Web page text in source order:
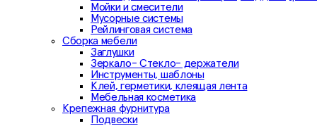
Мойки и смесители
Мусорные системы
Рейлинговая система
Сборка мебели
Заглушки
Зеркало- Стекло- держатели
Инструменты, шаблоны
Клей, герметики, клеящая лента
Мебельная косметика
Крепежная фурнитура
Подвески